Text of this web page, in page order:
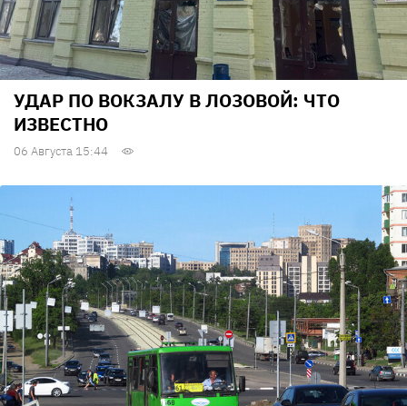
УДАР ПО ВОКЗАЛУ В ЛОЗОВОЙ: ЧТО
ИЗВЕСТНО
06 Августа 15:44